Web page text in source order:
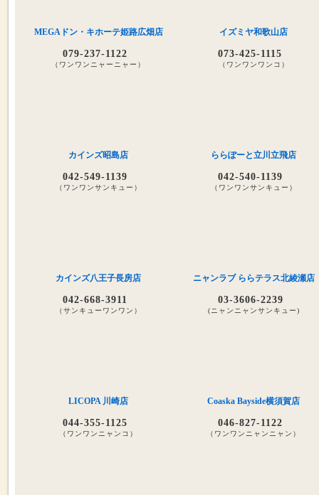
MEGAドン・キホーテ姫路広畑店
079-237-1122
（ワンワンニャーニャー）
イズミヤ和歌山店
073-425-1115
（ワンワンワンコ）
カインズ昭島店
042-549-1139
（ワンワンサンキュー）
ららぽーと立川立飛店
042-540-1139
（ワンワンサンキュー）
カインズ八王子長房店
042-668-3911
（サンキューワンワン）
ニャンラブ ららテラス北綾瀬店
03-3606-2239
(ニャンニャンサンキュー)
LICOPA 川崎店
044-355-1125
（ワンワンニャンコ）
Coaska Bayside横須賀店
046-827-1122
（ワンワンニャンニャン）